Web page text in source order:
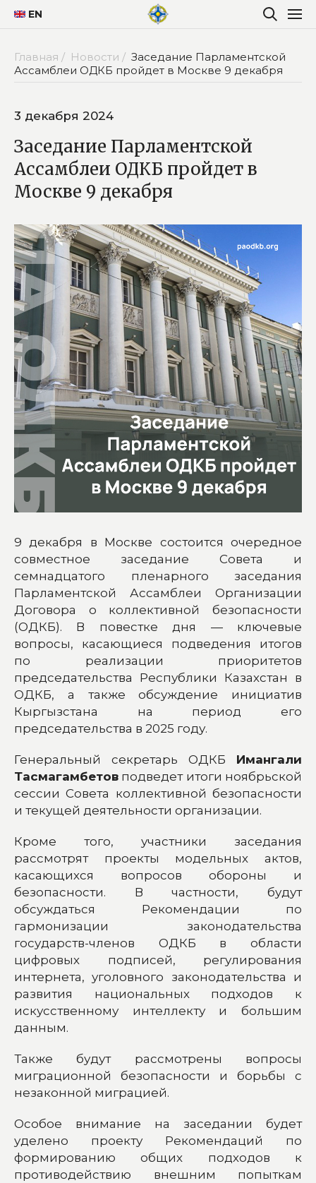
EN
Главная / Новости / Заседание Парламентской
Ассамблеи ОДКБ пройдет в Москве 9 декабря
3 декабря 2024
Заседание Парламентской
Ассамблеи ОДКБ пройдет в
Москве 9 декабря
9 декабря в Москве состоится очередное
совместное заседание Совета и
семнадцатого пленарного заседания
Парламентской Ассамблеи Организации
Договора о коллективной безопасности
(ОДКБ). В повестке дня — ключевые
вопросы, касающиеся подведения итогов
по реализации приоритетов
председательства Республики Казахстан в
ОДКБ, а также обсуждение инициатив
Кыргызстана на период его
председательства в 2025 году.
Генеральный секретарь ОДКБ Имангали
Тасмагамбетов подведет итоги ноябрьской
сессии Совета коллективной безопасности
и текущей деятельности организации.
Кроме того, участники заседания
рассмотрят проекты модельных актов,
касающихся вопросов обороны и
безопасности. В частности, будут
обсуждаться Рекомендации по
гармонизации законодательства
государств-членов ОДКБ в области
цифровых подписей, регулирования
интернета, уголовного законодательства и
развития национальных подходов к
искусственному интеллекту и большим
данным.
Также будут рассмотрены вопросы
миграционной безопасности и борьбы с
незаконной миграцией.
Особое внимание на заседании будет
уделено проекту Рекомендаций по
формированию общих подходов к
противодействию внешним попыткам